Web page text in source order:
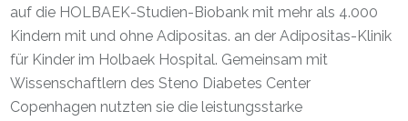
auf die HOLBAEK-Studien-Biobank mit mehr als 4.000
Kindern mit und ohne Adipositas. an der Adipositas-Klinik
für Kinder im Holbaek Hospital. Gemeinsam mit
Wissenschaftlern des Steno Diabetes Center
Copenhagen nutzten sie die leistungsstarke